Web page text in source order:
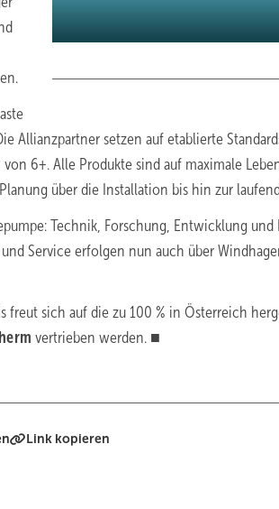
Allianzpartner setzen auf etablierte
6+. Alle Produkte sind auf maximale
über die Installation bis hin zur
Technik, Forschung, Entwicklung
Service erfolgen nun auch über
freut sich auf die zu 100 % in Österreich
vertrieben werden. ■
Link kopieren